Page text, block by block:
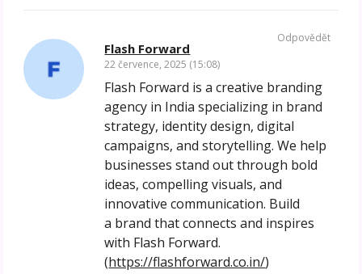
Flash Forward
22 července, 2025 (15:08)
Flash Forward is a creative branding
agency in India specializing in brand
strategy, identity design, digital
campaigns, and storytelling. We help
businesses stand out through bold
ideas, compelling visuals, and
innovative communication. Build
a brand that connects and inspires
with Flash Forward.
(https://flashforward.co.in/)
Odpovědět